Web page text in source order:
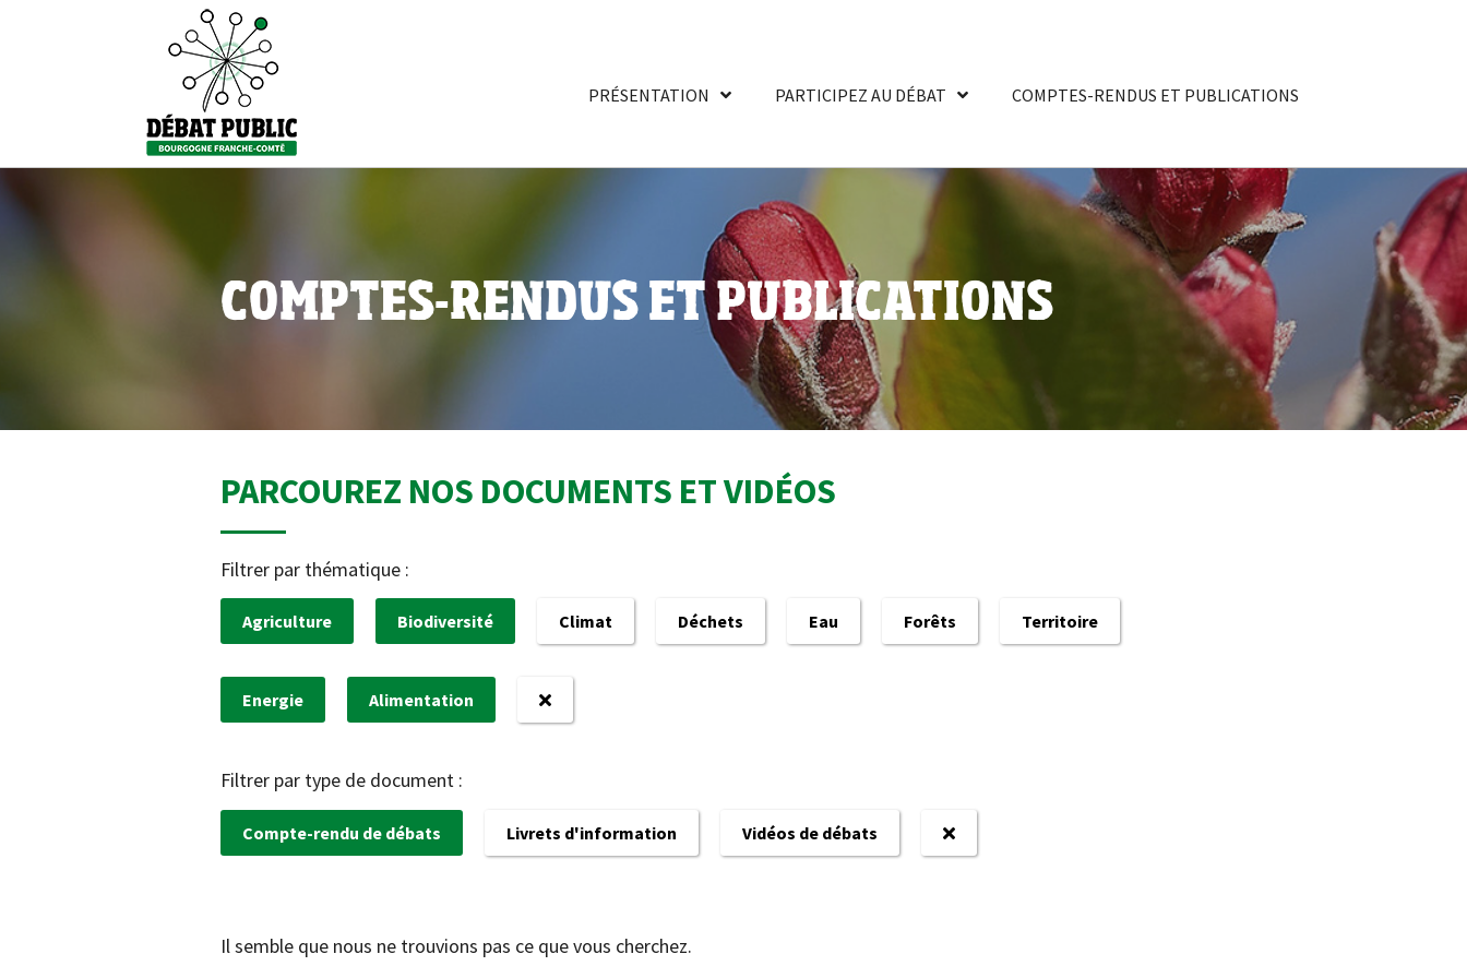
PRÉSENTATION PARTICIPEZ AU DÉBAT COMPTES-RENDUS ET PUBLICATIONS
COMPTES-RENDUS ET PUBLICATIONS
PARCOUREZ NOS DOCUMENTS ET VIDÉOS
Filtrer par thématique :
Agriculture Biodiversité Climat Déchets Eau Forêts Territoire
Energie Alimentation
Filtrer par type de document :
Compte-rendu de débats Livrets d'information Vidéos de débats
Il semble que nous ne trouvions pas ce que vous cherchez.